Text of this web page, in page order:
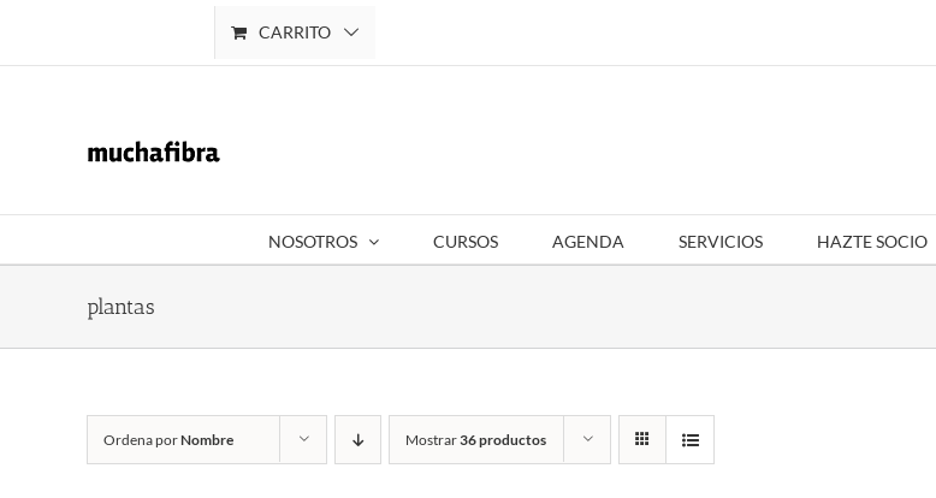
CARRITO
NOSOTROS CURSOS AGENDA SERVICIOS HAZTE SOCIO
plantas
Ordena porNombre Mostrar36 productos